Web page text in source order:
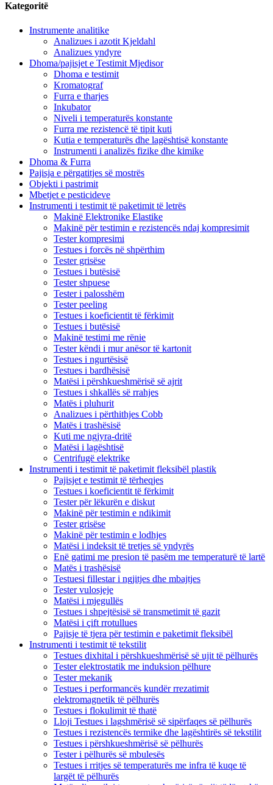
Kategoritë
Instrumente analitike
Analizues i azotit Kjeldahl
Analizues yndyre
Dhoma/pajisjet e Testimit Mjedisor
Dhoma e testimit
Kromatograf
Furra e tharjes
Inkubator
Niveli i temperaturës konstante
Furra me rezistencë të tipit kuti
Kutia e temperaturës dhe lagështisë konstante
Instrumenti i analizës fizike dhe kimike
Dhoma & Furra
Pajisja e përgatitjes së mostrës
Objekti i pastrimit
Mbetjet e pesticideve
Instrumenti i testimit të paketimit të letrës
Makinë Elektronike Elastike
Makinë për testimin e rezistencës ndaj kompresimit
Tester kompresimi
Testues i forcës në shpërthim
Tester grisëse
Testues i butësisë
Tester shpuese
Tester i palosshëm
Tester peeling
Testues i koeficientit të fërkimit
Testues i butësisë
Makinë testimi me rënie
Tester këndi i mur anësor të kartonit
Testues i ngurtësisë
Testues i bardhësisë
Matësi i përshkueshmërisë së ajrit
Testues i shkallës së rrahjes
Matës i pluhurit
Analizues i përthithjes Cobb
Matës i trashësisë
Kuti me ngjyra-dritë
Matësi i lagështisë
Centrifugë elektrike
Instrumenti i testimit të paketimit fleksibël plastik
Pajisjet e testimit të tërheqjes
Testues i koeficientit të fërkimit
Tester për lëkurën e diskut
Makinë për testimin e ndikimit
Tester grisëse
Makinë për testimin e lodhjes
Matësi i indeksit të tretjes së yndyrës
Enë gatimi me presion të pasëm me temperaturë të lartë
Matës i trashësisë
Testuesi fillestar i ngjitjes dhe mbajtjes
Tester vulosjeje
Matësi i mjegullës
Testues i shpejtësisë së transmetimit të gazit
Matësi i çift rrotullues
Pajisje të tjera për testimin e paketimit fleksibël
Instrumenti i testimit të tekstilit
Testues dixhital i përshkueshmërisë së ujit të pëlhurës
Tester elektrostatik me induksion pëlhure
Tester mekanik
Testues i performancës kundër rrezatimit
elektromagnetik të pëlhurës
Testues i flokulimit të thatë
Lloji Testues i lagshmërisë së sipërfaqes së pëlhurës
Testues i rezistencës termike dhe lagështirës së tekstilit
Testues i përshkueshmërisë së pëlhurës
Tester i pëlhurës së mbulesës
Testues i rritjes së temperaturës me infra të kuqe të
largët të pëlhurës